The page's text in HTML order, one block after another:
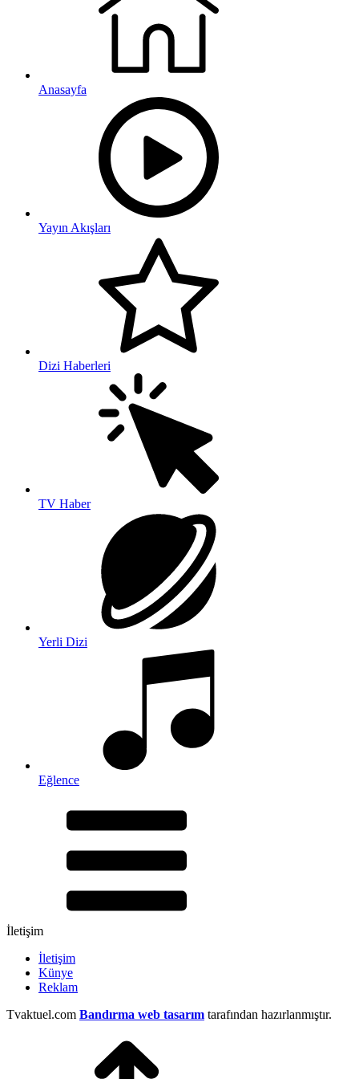
Anasayfa
Yayın Akışları
Dizi Haberleri
TV Haber
Yerli Dizi
Eğlence
İletişim
İletişim
Künye
Reklam
Tvaktuel.com Bandırma web tasarım tarafından hazırlanmıştır.